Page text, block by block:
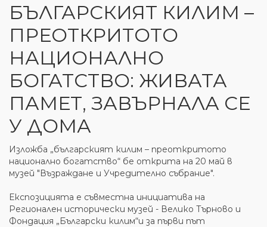
БЪЛГАРСКИЯТ КИЛИМ –
ПРЕОТКРИТОТО
НАЦИОНАЛНО
БОГАТСТВО: ЖИВАТА
ПАМЕТ, ЗАВЪРНАЛА СЕ
У ДОМА
Изложба „българският килим – преоткритото
национално богатство“ бе открита на 20 май в
музей "Възраждане и Учредително събрание".
Експозицията е съвместна инициатива на
Регионален исторически музей - Велико Търново и
Фондация „Български килим“и за първи път